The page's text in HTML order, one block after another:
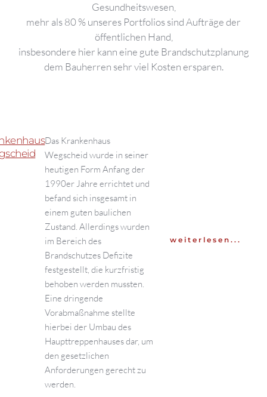
Gesundheitswesen,
mehr als 80 % unseres Portfolios sind Aufträge der
öffentlichen Hand,
insbesondere hier kann eine gute Brandschutzplanung
dem Bauherren sehr viel Kosten ersparen.
Das Krankenhaus
Wegscheid wurde in seiner
heutigen Form Anfang der
1990er Jahre errichtet und
befand sich insgesamt in
einem guten baulichen
Zustand. Allerdings wurden
im Bereich des
Brandschutzes Defizite
festgestellt, die kurzfristig
behoben werden mussten.
Eine dringende
Vorabmaßnahme stellte
hierbei der Umbau des
Haupttreppenhauses dar, um
den gesetzlichen
Anforderungen gerecht zu
werden.
weiterlesen...